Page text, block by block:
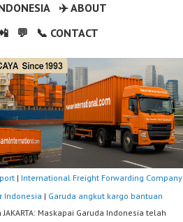
✈️ ABOUT
💬 📞 CONTACT
| International Freight Forwarding Company
Indonesia | Garuda angkut kargo bantuan
Maskapai Garuda Indonesia telah